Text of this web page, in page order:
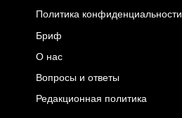
Политика конфиденциальности
Бриф
О нас
Вопросы и ответы
Редакционная политика